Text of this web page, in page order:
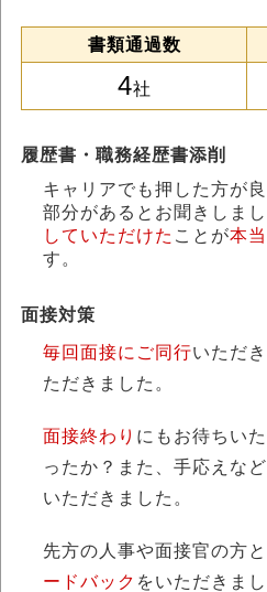
書類通過数
4社
履歴書・職務経歴書添削
キャリアでも押した方が
部分があるとお聞きしまし
していただけた ことが本
す。
面接対策
毎回面接にご同行いただき
ただきました。
面接終わり にもお待ちい
ったか？また、手応えな
いただきました。
先方の人事や面接官の方
ードバック をいただきまし